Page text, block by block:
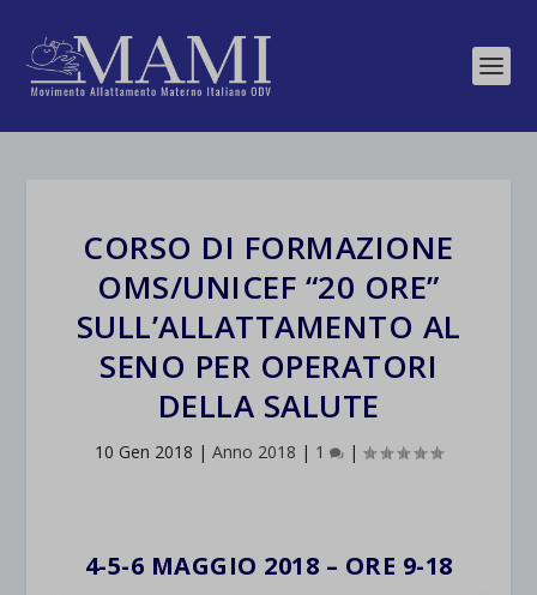
CORSO DI FORMAZIONE
OMS/UNICEF “20 ORE”
SULL’ALLATTAMENTO AL
SENO PER OPERATORI
DELLA SALUTE
10 Gen 2018 | Anno 2018 | 1 |
4-5-6 MAGGIO 2018 – ORE 9-18